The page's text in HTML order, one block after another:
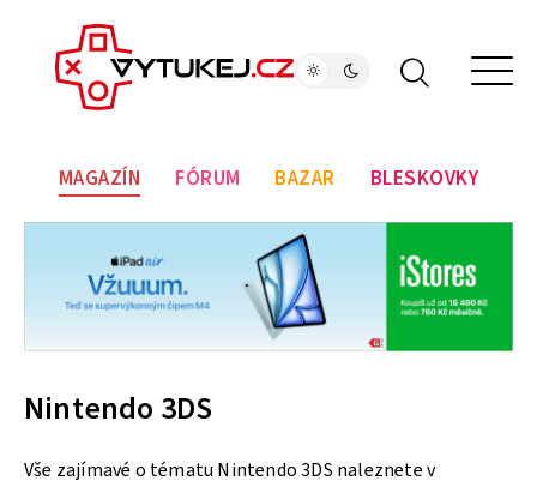
MAGAZÍN FÓRUM BAZAR BLESKOVKY
Nintendo 3DS
Vše zajímavé o tématu Nintendo 3DS naleznete v